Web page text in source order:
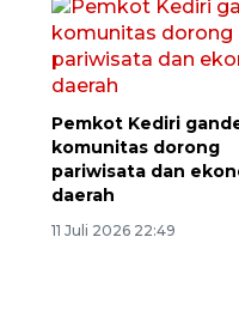
Pemkot Kediri
komunitas dorong
pariwisata dan
daerah
11 Juli 2026 22:49